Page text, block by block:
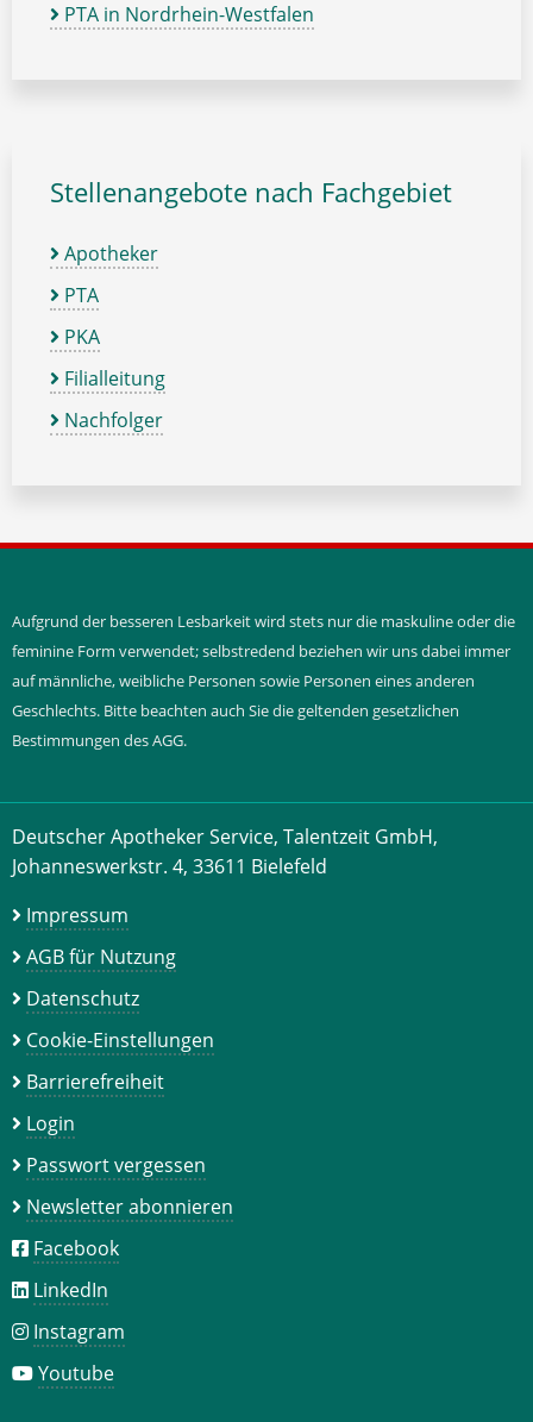
PTA in Nordrhein-Westfalen
Stellenangebote nach Fachgebiet
Apotheker
PTA
PKA
Filialleitung
Nachfolger
Aufgrund der besseren Lesbarkeit wird stets nur die maskuline oder die
feminine Form verwendet; selbstredend beziehen wir uns dabei immer
auf männliche, weibliche Personen sowie Personen eines anderen
Geschlechts. Bitte beachten auch Sie die geltenden gesetzlichen
Bestimmungen des AGG.
Deutscher Apotheker Service, Talentzeit GmbH,
Johanneswerkstr. 4, 33611 Bielefeld
Impressum
AGB für Nutzung
Datenschutz
Cookie-Einstellungen
Barrierefreiheit
Login
Passwort vergessen
Newsletter abonnieren
Facebook
LinkedIn
Instagram
Youtube